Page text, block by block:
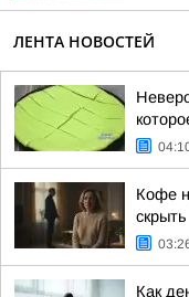
ЛЕНТА НОВОСТЕЙ
Кофе
скрыть
Как